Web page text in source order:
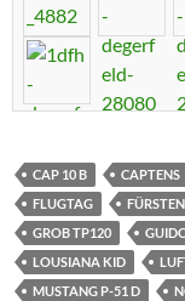
CAP 10 B CAPTENS
FLUGTAG
GROB TP120
LOUSIANA KID
MUSTANG P-51 D